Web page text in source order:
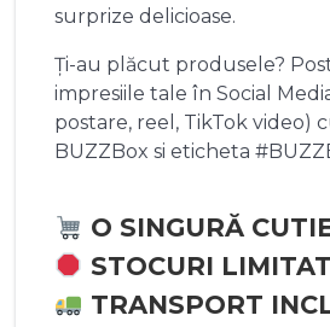
surprize delicioase.
Ți-au plăcut produsele?
impresiile tale în Social
postare, reel, TikTok video)
BUZZBox si eticheta
O SINGURĂ
STOCURI
TRANSPORT